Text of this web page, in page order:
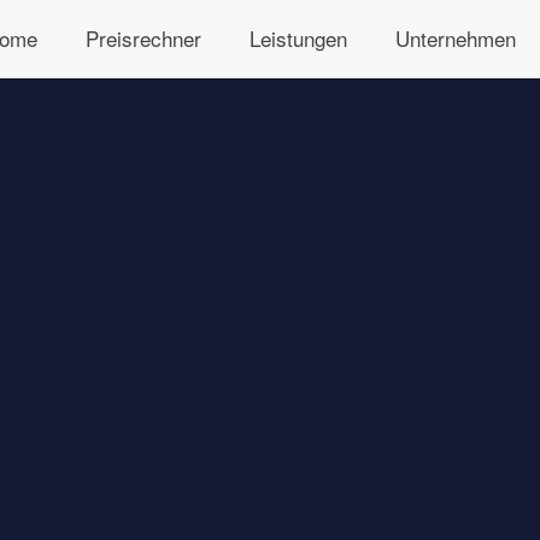
Preisrechner Leistungen Unternehmen